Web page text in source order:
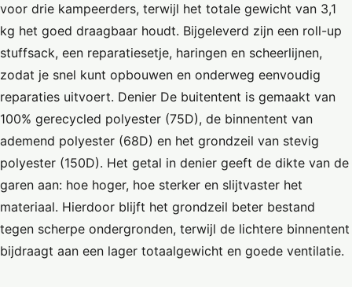
voor drie kampeerders, terwijl het totale gewicht van 3,1
kg het goed draagbaar houdt. Bijgeleverd zijn een roll-up
stuffsack, een reparatiesetje, haringen en scheerlijnen,
zodat je snel kunt opbouwen en onderweg eenvoudig
reparaties uitvoert. Denier De buitentent is gemaakt van
100% gerecycled polyester (75D), de binnentent van
ademend polyester (68D) en het grondzeil van stevig
polyester (150D). Het getal in denier geeft de dikte van de
garen aan: hoe hoger, hoe sterker en slijtvaster het
materiaal. Hierdoor blijft het grondzeil beter bestand
tegen scherpe ondergronden, terwijl de lichtere binnentent
bijdraagt aan een lager totaalgewicht en goede ventilatie.